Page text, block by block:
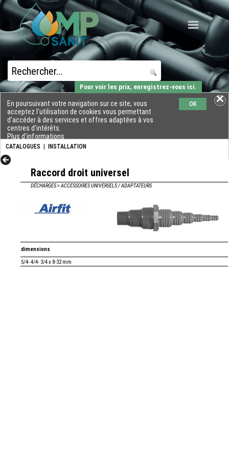
CATALOGUES INSTALLATION
En poursuivant votre navigation sur ce site, vous
acceptez l'utilisation de cookies vous permettant
d'accéder à des services et offres adaptées à vos
centres d'intérêts.
Plus d'informations
OK
Pour voir les prix, enregistrez-vous ici.